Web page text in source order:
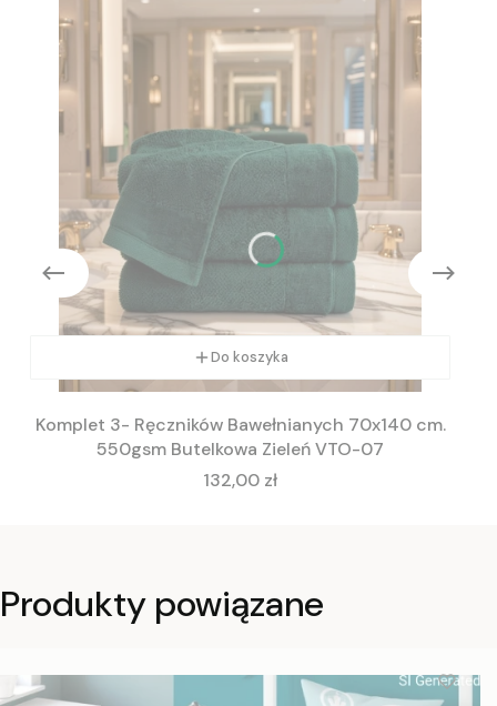
Do koszyka
Komplet 3- Ręczników Bawełnianych 70x140 cm.
550gsm Butelkowa Zieleń VTO-07
Cena
132,00 zł
Produkty powiązane